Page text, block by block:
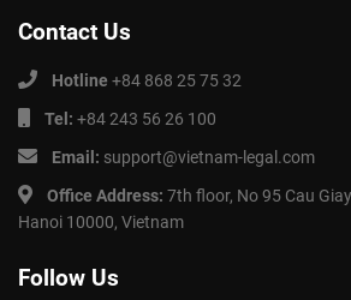
Contact Us
Hotline +84 868 25 75 32
Tel: +84 243 56 26 100
Email: support@vietnam-legal.com
Office Address: 7th floor, No 95 Cau
Hanoi 10000, Vietnam
Follow Us